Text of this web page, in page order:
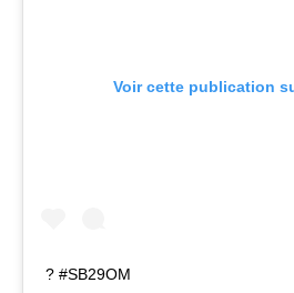
Voir cette publication
? #SB29OM